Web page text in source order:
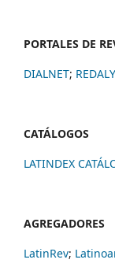
PORTALES DE
DIALNET;
CATÁLOGOS
LATINDEX
AGREGADORES
LatinRev;